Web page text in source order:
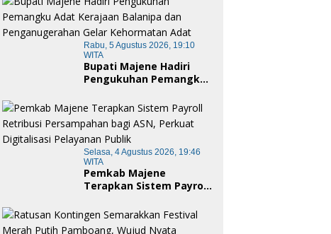
Rabu, 5 Agustus 2026, 19:10
WITA
Bupati Majene Hadiri
Pengukuhan Pemangku
dan Penganugerahan
Gelar Kehormatan Adat
Selasa, 4 Agustus 2026, 19:46
WITA
Pemkab Majene
Terapkan Sistem Payroll
bagi ASN, Perkuat
Digitalisasi Pelayanan